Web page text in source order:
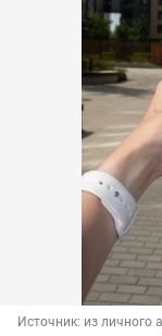
Источник: из личного